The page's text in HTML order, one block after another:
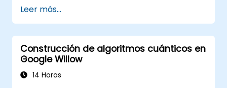
Leer más...
Construcción de algoritmos cuánticos en
Google Willow
14 Horas